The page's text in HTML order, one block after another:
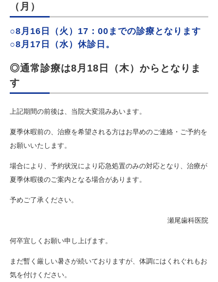
（月）
○8月16日（火）17：00までの診療となります
○8月17日（水）休診日。
◎通常診療は8月18日（木）からとなりま
す
上記期間の前後は、当院大変混みあいます。
夏季休暇前の、治療を希望される方はお早めのご連絡・ご予約を
お願いいたします。
場合により、予約状況により応急処置のみの対応となり、治療が
夏季休暇後のご案内となる場合があります。
予めご了承ください。
瀬尾歯科医院
何卒宜しくお願い申し上げます。
まだ暫く厳しい暑さが続いておりますが、体調にはくれぐれもお
気を付けください。